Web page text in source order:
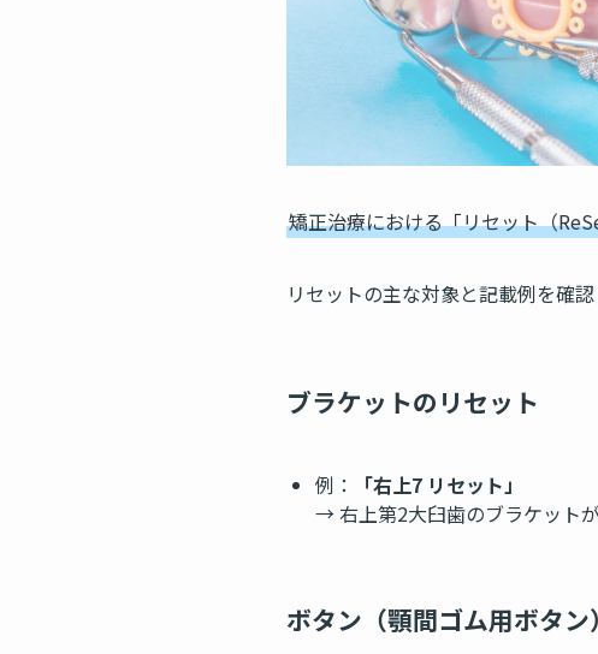
矯正治療における「リセット（
リセットの主な対象と記載例を確認
ブラケットのリセット
例：
「右上7 リセット」
→ 右上第2大臼歯のブラケット
ボタン（顎間ゴム用ボタ